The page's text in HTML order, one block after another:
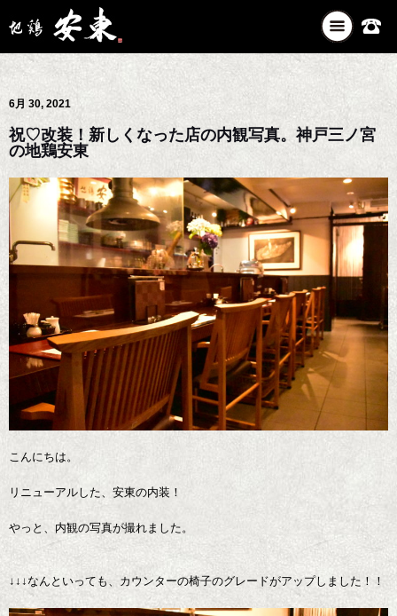
ナ
ビ
ゲ
シ
ョ
ン
切
り
替
え
6月 30, 2021
祝♡改装！新しくなった店の内観写真。神戸三ノ宮
の地鶏安東
こんにちは。
リニューアルした、安東の内装！
やっと、内観の写真が撮れました。
↓↓↓なんといっても、カウンターの椅子のグレードがアップしました！！